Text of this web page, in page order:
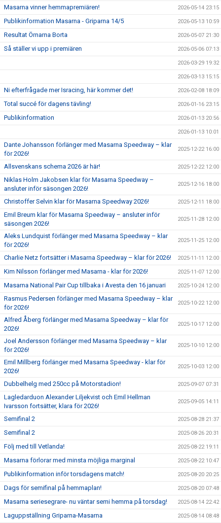
Masarna vinner hemmapremiären! 2026-05-14 23:15
Publikinformation Masarna - Griparna 14/5 2026-05-13 10:59
Resultat Örnarna Borta 2026-05-07 21:30
Så ställer vi upp i premiären 2026-05-06 07:13
2026-03-29 19:32
2026-03-13 15:15
Ni efterfrågade mer Isracing, här kommer det! 2026-02-08 18:09
Total succé för dagens tävling! 2026-01-16 23:15
Publikinformation 2026-01-13 20:56
2026-01-13 10:01
Dante Johansson förlänger med Masarna Speedway – klar
för 2026!
2025-12-22 16:00
Allsvenskans schema 2026 är här! 2025-12-22 12:00
Niklas Holm Jakobsen klar för Masarna Speedway –
ansluter inför säsongen 2026!
2025-12-16 18:00
Christoffer Selvin klar för Masarna Speedway 2026! 2025-12-11 18:00
Emil Breum klar för Masarna Speedway – ansluter inför
säsongen 2026!
2025-11-28 12:00
Aleks Lundquist förlänger med Masarna Speedway – klar
för 2026!
2025-11-25 12:00
Charlie Netz fortsätter i Masarna Speedway – klar för 2026! 2025-11-11 12:00
Kim Nilsson förlänger med Masarna - klar för 2026! 2025-11-07 12:00
Masarna National Pair Cup tillbaka i Avesta den 16 januari 2025-10-24 12:00
Rasmus Pedersen förlänger med Masarna Speedway – klar
för 2026!
2025-10-22 12:00
Alfred Åberg förlänger med Masarna Speedway – klar för
2026!
2025-10-17 12:00
Joel Andersson förlänger med Masarna Speedway – klar
för 2026!
2025-10-10 12:00
Emil Millberg förlänger med Masarna Speedway - klar för
2026!
2025-10-03 12:00
Dubbelhelg med 250cc på Motorstadion! 2025-09-07 07:31
Lagledarduon Alexander Liljekvist och Emil Hellman
Ivarsson fortsätter, klara för 2026!
2025-09-05 14:11
Semifinal 2 2025-08-28 21:37
Semifinal 2 2025-08-26 20:31
Följ med till Vetlanda! 2025-08-22 19:11
Masarna förlorar med minsta möjliga marginal 2025-08-22 10:47
Publikinformation inför torsdagens match! 2025-08-20 20:25
Dags för semifinal på hemmaplan! 2025-08-20 07:48
Masarna seriesegrare- nu väntar semi hemma på torsdag! 2025-08-14 22:42
Laguppställning Griparna-Masarna 2025-08-14 08:48